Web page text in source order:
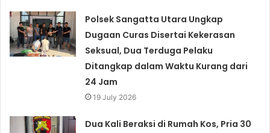
Polsek Sangatta Utara Ungkap
Dugaan Curas Disertai Kekerasan
Seksual, Dua Terduga Pelaku
Ditangkap dalam Waktu Kurang dari
24 Jam
19 July 2026
Dua Kali Beraksi di Rumah Kos, Pria 30